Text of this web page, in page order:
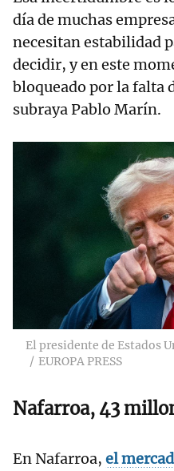
día de muchas
necesitan estabilidad
decidir, y en este
bloqueado por la falta
subraya Pablo Marín.
El presidente de Estados
EUROPA PRESS
Nafarroa, 43
En Nafarroa, el